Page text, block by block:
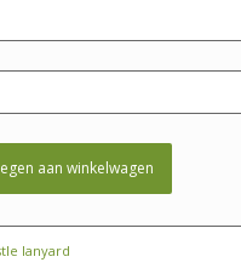
aan winkelwagen
lanyard